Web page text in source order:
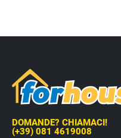
DOMANDE? CHIAMACI!
(+39) 081 4619008